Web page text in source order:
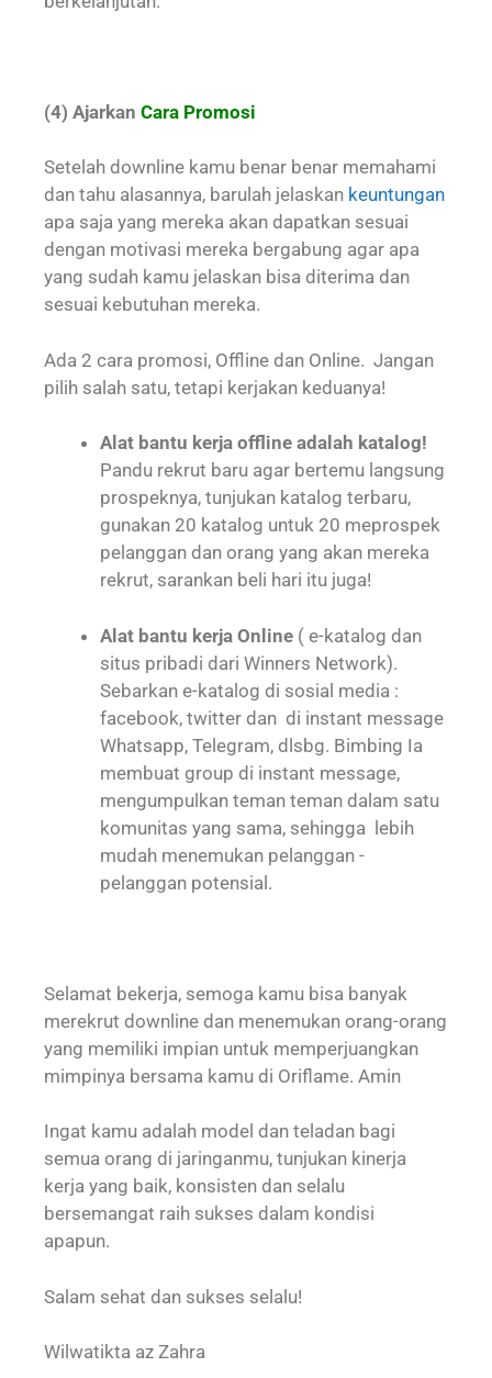
(4) Ajarkan Cara Promosi
Setelah downline kamu benar benar memahami
dan tahu alasannya, barulah jelaskan keuntungan
apa saja yang mereka akan dapatkan sesuai
dengan motivasi mereka bergabung agar apa
yang sudah kamu jelaskan bisa diterima dan
sesuai kebutuhan mereka.
Ada 2 cara promosi, Offline dan Online. Jangan
pilih salah satu, tetapi kerjakan keduanya!
Alat bantu kerja offline adalah katalog!
Pandu rekrut baru agar bertemu langsung
prospeknya, tunjukan katalog terbaru,
gunakan 20 katalog untuk 20 meprospek
pelanggan dan orang yang akan mereka
rekrut, sarankan beli hari itu juga!
Alat bantu kerja Online ( e-katalog dan
situs pribadi dari Winners Network).
Sebarkan e-katalog di sosial media :
facebook, twitter dan di instant message
Whatsapp, Telegram, dlsbg. Bimbing Ia
membuat group di instant message,
mengumpulkan teman teman dalam satu
komunitas yang sama, sehingga lebih
mudah menemukan pelanggan -
pelanggan potensial.
Selamat bekerja, semoga kamu bisa banyak
merekrut downline dan menemukan orang-orang
yang memiliki impian untuk memperjuangkan
mimpinya bersama kamu di Oriflame. Amin
Ingat kamu adalah model dan teladan bagi
semua orang di jaringanmu, tunjukan kinerja
kerja yang baik, konsisten dan selalu
bersemangat raih sukses dalam kondisi
apapun.
Salam sehat dan sukses selalu!
Wilwatikta az Zahra